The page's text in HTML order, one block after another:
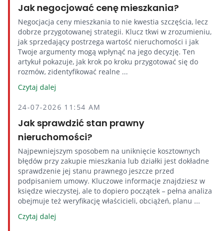
Jak negocjować cenę mieszkania?
Negocjacja ceny mieszkania to nie kwestia szczęścia, lecz
dobrze przygotowanej strategii. Klucz tkwi w zrozumieniu,
jak sprzedający postrzega wartość nieruchomości i jak
Twoje argumenty mogą wpłynąć na jego decyzję. Ten
artykuł pokazuje, jak krok po kroku przygotować się do
rozmów, zidentyfikować realne ...
Czytaj dalej
24-07-2026 11:54 AM
Jak sprawdzić stan prawny
nieruchomości?
Najpewniejszym sposobem na uniknięcie kosztownych
błędów przy zakupie mieszkania lub działki jest dokładne
sprawdzenie jej stanu prawnego jeszcze przed
podpisaniem umowy. Kluczowe informacje znajdziesz w
księdze wieczystej, ale to dopiero początek – pełna analiza
obejmuje też weryfikację właścicieli, obciążeń, planu ...
Czytaj dalej